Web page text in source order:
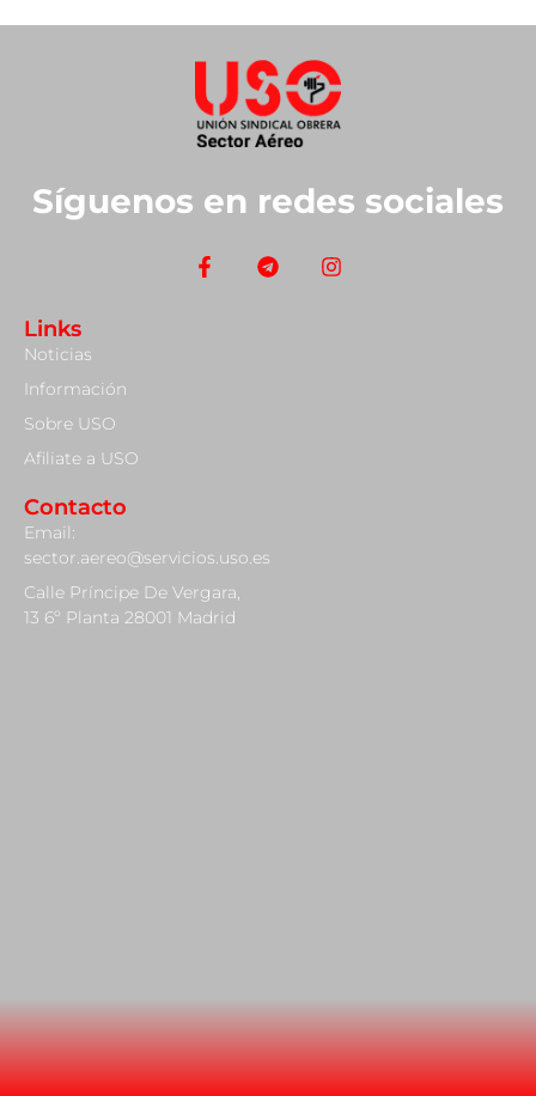
Síguenos en redes sociales
Links
Noticias
Información
Sobre USO
Afiliate a USO
Contacto
Email:
sector.aereo@servicios.uso.es
Calle Príncipe De Vergara,
13 6º Planta 28001 Madrid